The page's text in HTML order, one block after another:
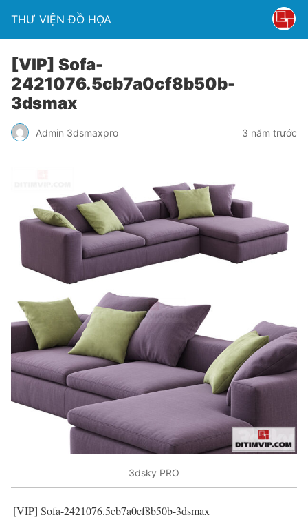
THƯ VIỆN ĐỒ HỌA
[VIP] Sofa-
2421076.5cb7a0cf8b50b-
3dsmax
Admin 3dsmaxpro 3 năm trước
3dsky PRO
[VIP] Sofa-2421076.5cb7a0cf8b50b-3dsmax